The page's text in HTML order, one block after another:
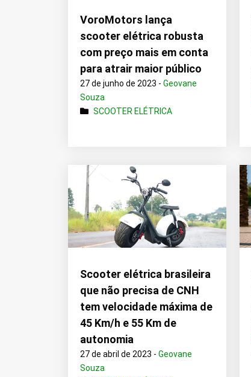
VoroMotors lança
scooter elétrica robusta
com preço mais em conta
para atrair maior público
27 de junho de 2023 -Geovane
Souza
SCOOTER ELÉTRICA
Scooter elétrica brasileira
que não precisa de CNH
tem velocidade máxima de
45 Km/h e 55 Km de
autonomia
27 de abril de 2023 -Geovane
Souza